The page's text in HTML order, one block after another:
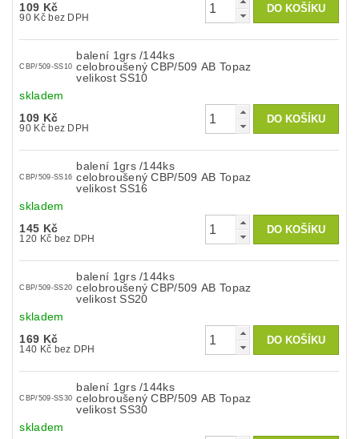
109 Kč
90 Kč bez DPH
CBP/509-SS10
balení 1grs /144ks
celobroušený CBP/509 AB Topaz
velikost SS10
skladem
109 Kč
90 Kč bez DPH
CBP/509-SS16
balení 1grs /144ks
celobroušený CBP/509 AB Topaz
velikost SS16
skladem
145 Kč
120 Kč bez DPH
CBP/509-SS20
balení 1grs /144ks
celobroušený CBP/509 AB Topaz
velikost SS20
skladem
169 Kč
140 Kč bez DPH
CBP/509-SS30
balení 1grs /144ks
celobroušený CBP/509 AB Topaz
velikost SS30
skladem